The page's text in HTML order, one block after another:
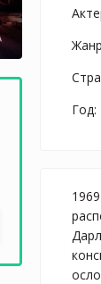
Год: